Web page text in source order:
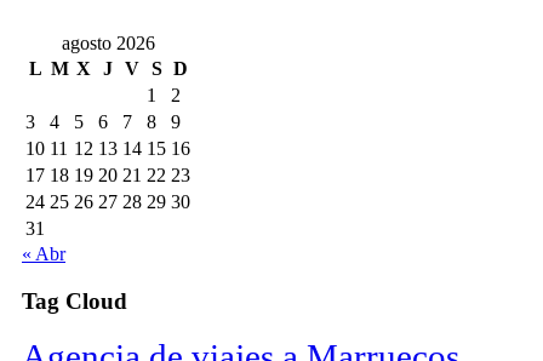
agosto 2026
L M X J V S D
1
2
3
4 5 6 7 8
9
10 11 12 13 14 15 16
17 18 19 20 21 22 23
24 25 26 27 28 29 30
31
« Abr
Tag Cloud